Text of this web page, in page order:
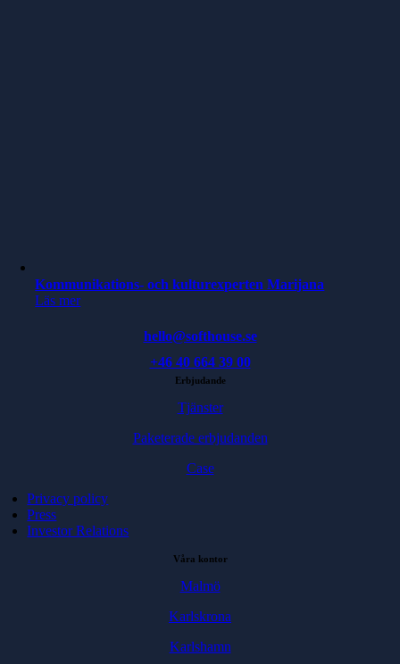
Kommunikations- och kulturexperten Marijana
Läs mer
hello@softhouse.se
+46 40 664 39 00
Erbjudande
Tjänster
Paketerade erbjudanden
Case
Privacy policy
Press
Investor Relations
Våra kontor
Malmö
Karlskrona
Karlshamn